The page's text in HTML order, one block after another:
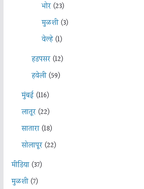
भोर(23)
मुळशी(3)
वेल्हे(1)
हडपसर(12)
हवेली(59)
मुंबई(116)
लातूर(22)
सातारा(18)
सोलापूर(22)
मीडिया(37)
मुळशी(7)